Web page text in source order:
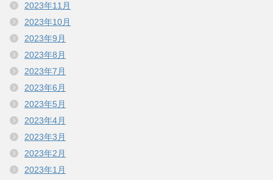
2023年11月
2023年10月
2023年9月
2023年8月
2023年7月
2023年6月
2023年5月
2023年4月
2023年3月
2023年2月
2023年1月